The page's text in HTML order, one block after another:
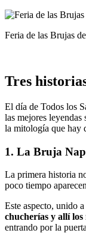
Puesta de sol al
Tres
El día de Todos los
las mejores
la mitología que hay
1. La Bruja
La primera historia
poco tiempo
Este aspecto, unido
chucherías y allí los
entrando por la